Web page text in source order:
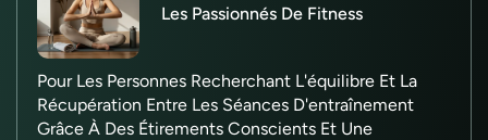
Les Passionnés De Fitness
Pour Les Personnes Recherchant L'équilibre Et La
Récupération Entre Les Séances D'entraînement
Grâce À Des Étirements Conscients Et Une